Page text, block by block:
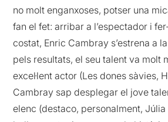
no molt enganxoses, potser una
fan el fet: arribar a l’espectador i
costat, Enric Cambray s’estrena a
pels resultats, el seu talent va molt
excel·lent actor (Les dones sàvies,
Cambray sap desplegar el jove
elenc (destaco, personalment,